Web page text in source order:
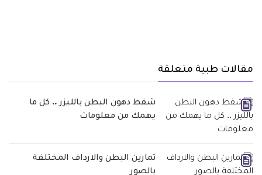
مقالات طبية متعلقة
شفط دهون البطن بالليزر .. كل ما
يهمك من معلومات
تمارين البطن والارداف المختلفة
بالصور